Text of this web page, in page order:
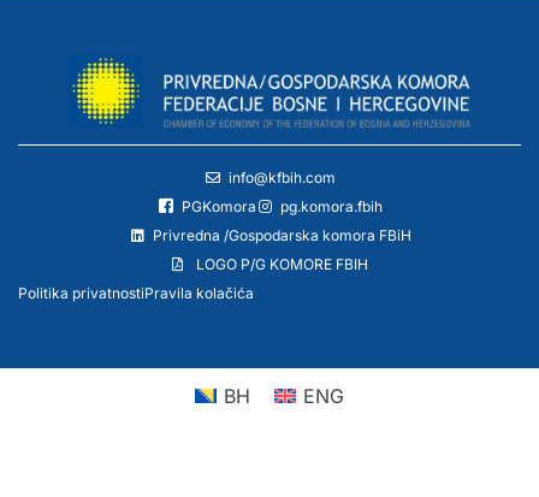
info@kfbih.com
PGKomora
pg.komora.fbih
Privredna /Gospodarska komora FBiH
LOGO P/G KOMORE FBIH
Politika privatnostiPravila kolačića
BH ENG